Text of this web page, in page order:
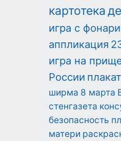
картотека
игра с
аппликация
игра на
России
ширма 8 марта
стенгазета
безопасность
матери